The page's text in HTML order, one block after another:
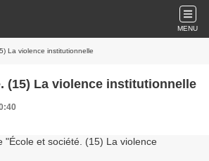
MENU
La violence institutionnelle
(15) La violence institutionnelle